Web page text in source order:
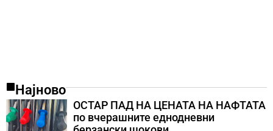
Најново
ОСТАР ПАД НА ЦЕНАТА НА НАФТАТА
по вчерашните еднодневни